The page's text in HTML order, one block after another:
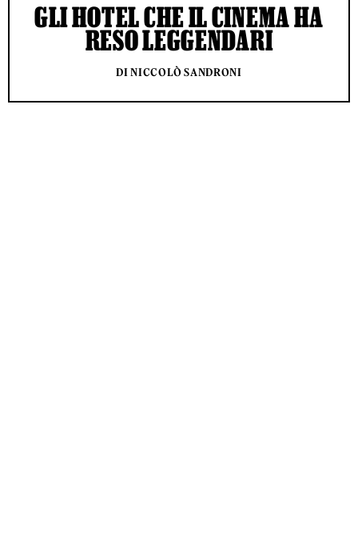
GLI HOTEL CHE IL CINEMA HA
RESO LEGGENDARI
DI NICCOLÒ SANDRONI